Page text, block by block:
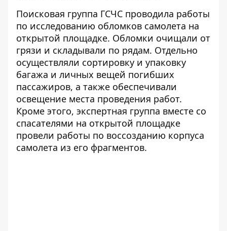
Поисковая группа ГСЧС проводила работы
по исследованию обломков самолета на
открытой площадке. Обломки очищали от
грязи и складывали по рядам. Отдельно
осуществляли сортировку и упаковку
багажа и личных вещей погибших
пассажиров, а также обеспечивали
освещение места проведения работ.
Кроме этого, экспертная группа вместе со
спасателями на открытой площадке
провели работы по воссозданию корпуса
самолета из его фрагментов.